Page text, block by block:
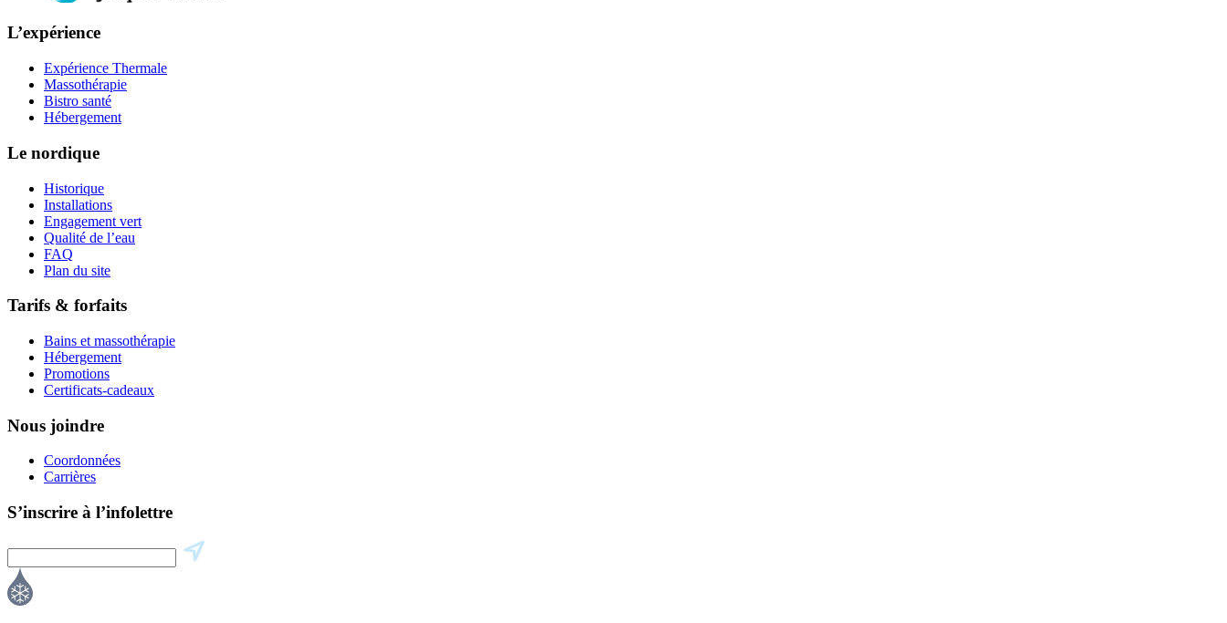
L’expérience
Expérience Thermale
Massothérapie
Bistro santé
Hébergement
Le nordique
Historique
Installations
Engagement vert
Qualité de l’eau
FAQ
Plan du site
Tarifs & forfaits
Bains et massothérapie
Hébergement
Promotions
Certificats-cadeaux
Nous joindre
Coordonnées
Carrières
S’inscrire à l’infolettre